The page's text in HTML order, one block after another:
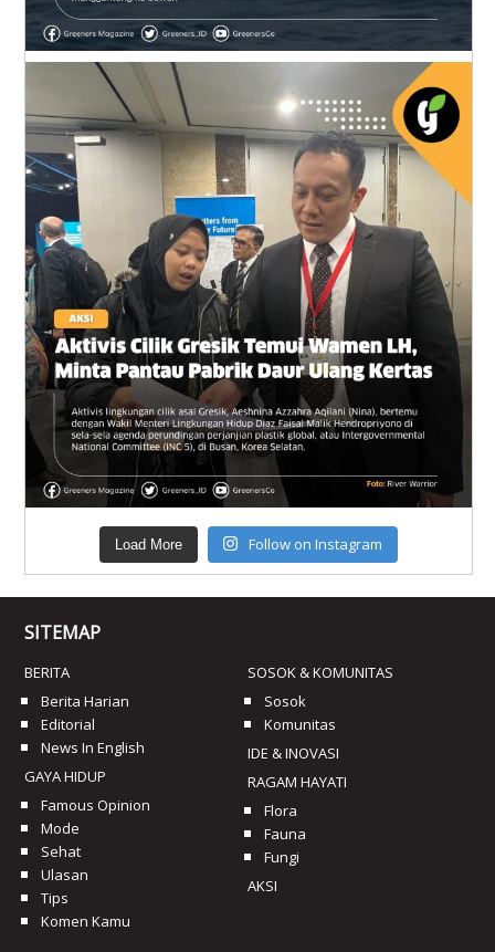
Load More Follow on Instagram
SITEMAP
BERITA
Berita Harian
Editorial
News In English
GAYA HIDUP
Famous Opinion
Mode
Sehat
Ulasan
Tips
Komen Kamu
SOSOK & KOMUNITAS
Sosok
Komunitas
IDE & INOVASI
RAGAM HAYATI
Flora
Fauna
Fungi
AKSI